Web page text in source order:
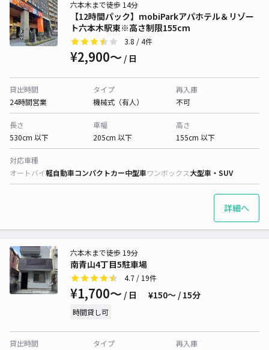
【12時間パック】mobiParkアパホテル＆リゾー
ト六本木駅東※高さ制限155cm
六本木まで徒歩 14分
3.8 / 4件
¥2,900〜 / 日
貸出時間
24時間営業
タイプ
機械式（有人）
再入庫
不可
長さ
530cm 以下
車幅
205cm 以下
高さ
155cm 以下
対応車種
オートバイ軽自動車コンパクトカー中型車ワンボックス大型車・SUV
詳細へ
南青山4丁目5駐車場
六本木まで徒歩 19分
4.7 / 19件
¥1,700〜 / 日 ¥150〜 / 15分
時間貸し可
貸出時間
タイプ
再入庫